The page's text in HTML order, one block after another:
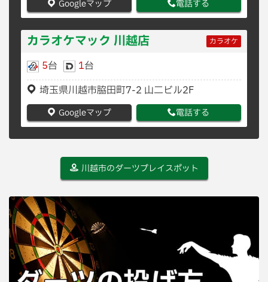
Googleマップ 電話する
カラオケマック 川越店 カラオケ
5台 1台
埼玉県川越市脇田町7-2 山二ビル2F
Googleマップ 電話する
川越市のダーツプレイスポット